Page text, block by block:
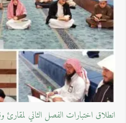
انطلاق اختبارات الفصل الثاني لمقارئ